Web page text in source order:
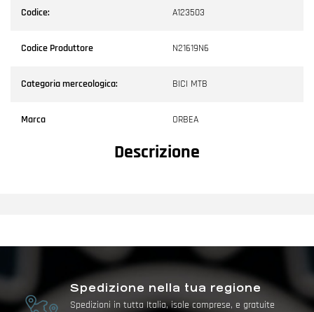
Codice: A123503
Codice Produttore N21619N6
Categoria merceologica: BICI MTB
Marca ORBEA
Descrizione
Spedizione nella tua regione
Spedizioni in tutta Italia, isole comprese, e gratuite